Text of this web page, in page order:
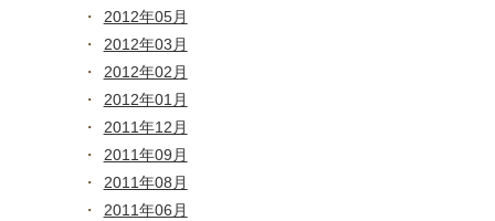
2012年05月
2012年03月
2012年02月
2012年01月
2011年12月
2011年09月
2011年08月
2011年06月